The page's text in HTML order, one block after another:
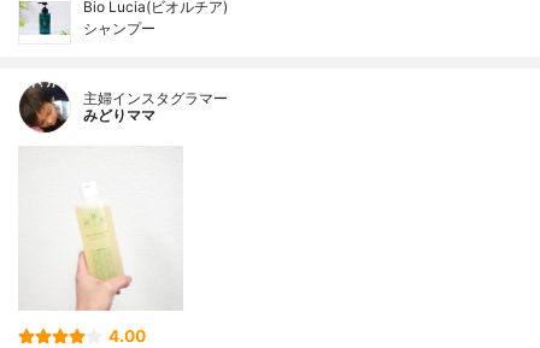
Bio Lucia(ビオルチア)
シャンプー
主婦インスタグラマー
みどりママ
4.00